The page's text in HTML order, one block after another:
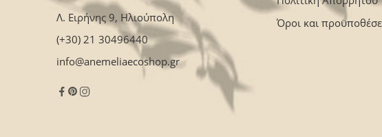
Λ. Ειρήνης 9, Ηλιούπολη
(+30) 21 30496440
info@anemeliaecoshop.gr
Όροι και